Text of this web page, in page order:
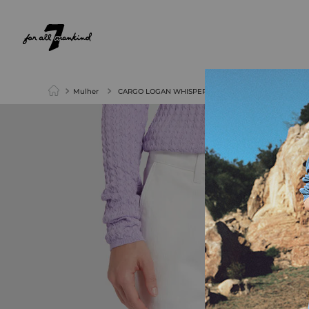
Mulher CARGO LOGAN WHISPER WHITE OFFWHITE